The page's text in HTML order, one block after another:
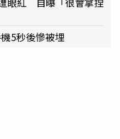
5秒後慘被埋